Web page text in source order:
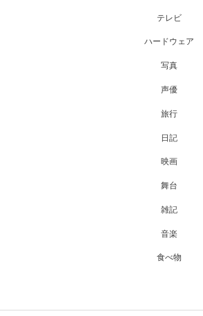
テレビ
ハードウェア
写真
声優
旅行
日記
映画
舞台
雑記
音楽
食べ物